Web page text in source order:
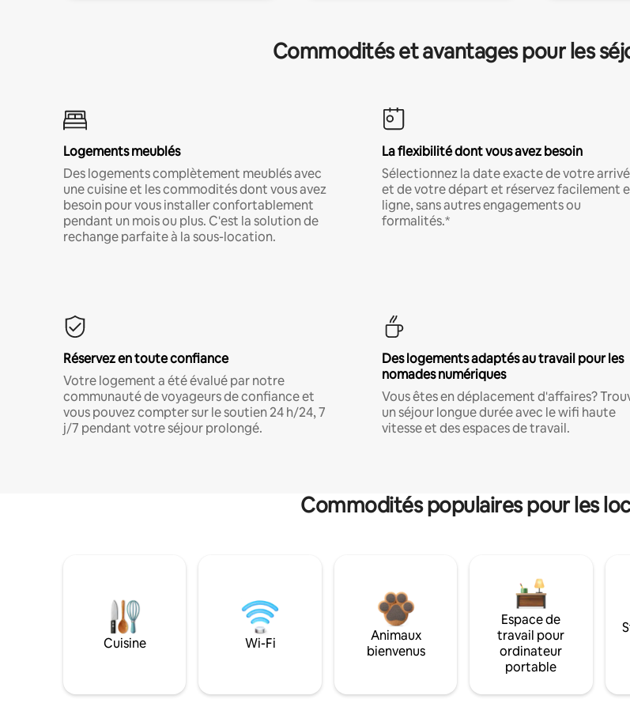
Commodités et avantages pour les
Logements meublés
Des logements complètement meublés avec
une cuisine et les commodités dont vous avez
besoin pour vous installer confortablement
pendant un mois ou plus. C'est la solution de
rechange parfaite à la sous-location.
La flexibilité dont vous avez besoin
Sélectionnez la date exacte de votre
et de votre départ et réservez facilement
ligne, sans autres engagements ou
formalités.*
Réservez en toute confiance
Votre logement a été évalué par notre
communauté de voyageurs de confiance et
vous pouvez compter sur le soutien 24 h/24, 7
j/7 pendant votre séjour prolongé.
Des logements adaptés au travail pour les
nomades numériques
Vous êtes en déplacement d'affaires?
un séjour longue durée avec le wifi haute
vitesse et des espaces de travail.
Commodités populaires pour les
Cuisine Wi-Fi
Animaux
bienvenus
Espace de
travail pour
ordinateur
portable